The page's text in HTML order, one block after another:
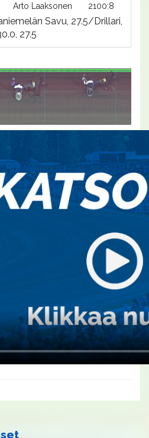
Arto Laaksonen 2100:8
Savu, 27.5/Drillari,
27.5